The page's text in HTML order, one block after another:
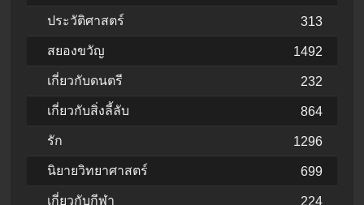
ประวัติศาสตร์ 313
สยองขวัญ 1492
เกี่ยวกับดนตรี 232
เกี่ยวกับสิ่งลี้ลับ 864
รัก 1296
นิยายวิทยาศาสตร์ 699
เกี่ยวกับกีฬา 224